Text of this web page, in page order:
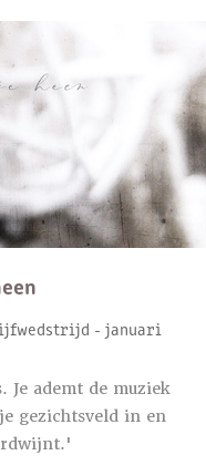
- januari
Je ademt de muziek
gezichtsveld in en